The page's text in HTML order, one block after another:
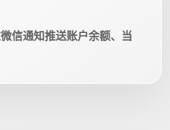
信通知推送账户余额、当